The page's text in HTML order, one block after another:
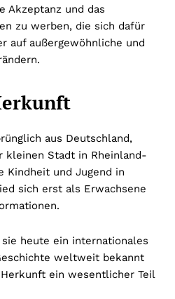
Akzeptanz und das
zu werben, die sich dafür
auf außergewöhnliche und
aus Deutschland,
kleinen Stadt in Rheinland-
Kindheit und Jugend in
sich erst als Erwachsene
sie heute ein internationales
weltweit bekannt
ein wesentlicher Teil